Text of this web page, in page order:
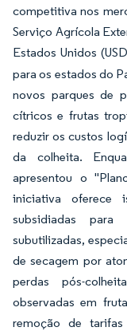
competitiva nos
Serviço Agrícola
Estados Unidos
para os estados do
novos parques de
cítricos e frutas
reduzir os custos
da colheita.
apresentou o
iniciativa oferece
subsidiadas para
subutilizadas,
de secagem por
perdas pós-
observadas em
remoção de